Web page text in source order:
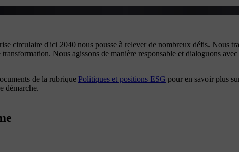
circulaire d'ici 2040 nous pousse à relever de nombreux défis. Nous
Nous agissons de manière responsable et dialoguons
de la rubrique Politiques et positions ESG pour en savoir plus
démarche.